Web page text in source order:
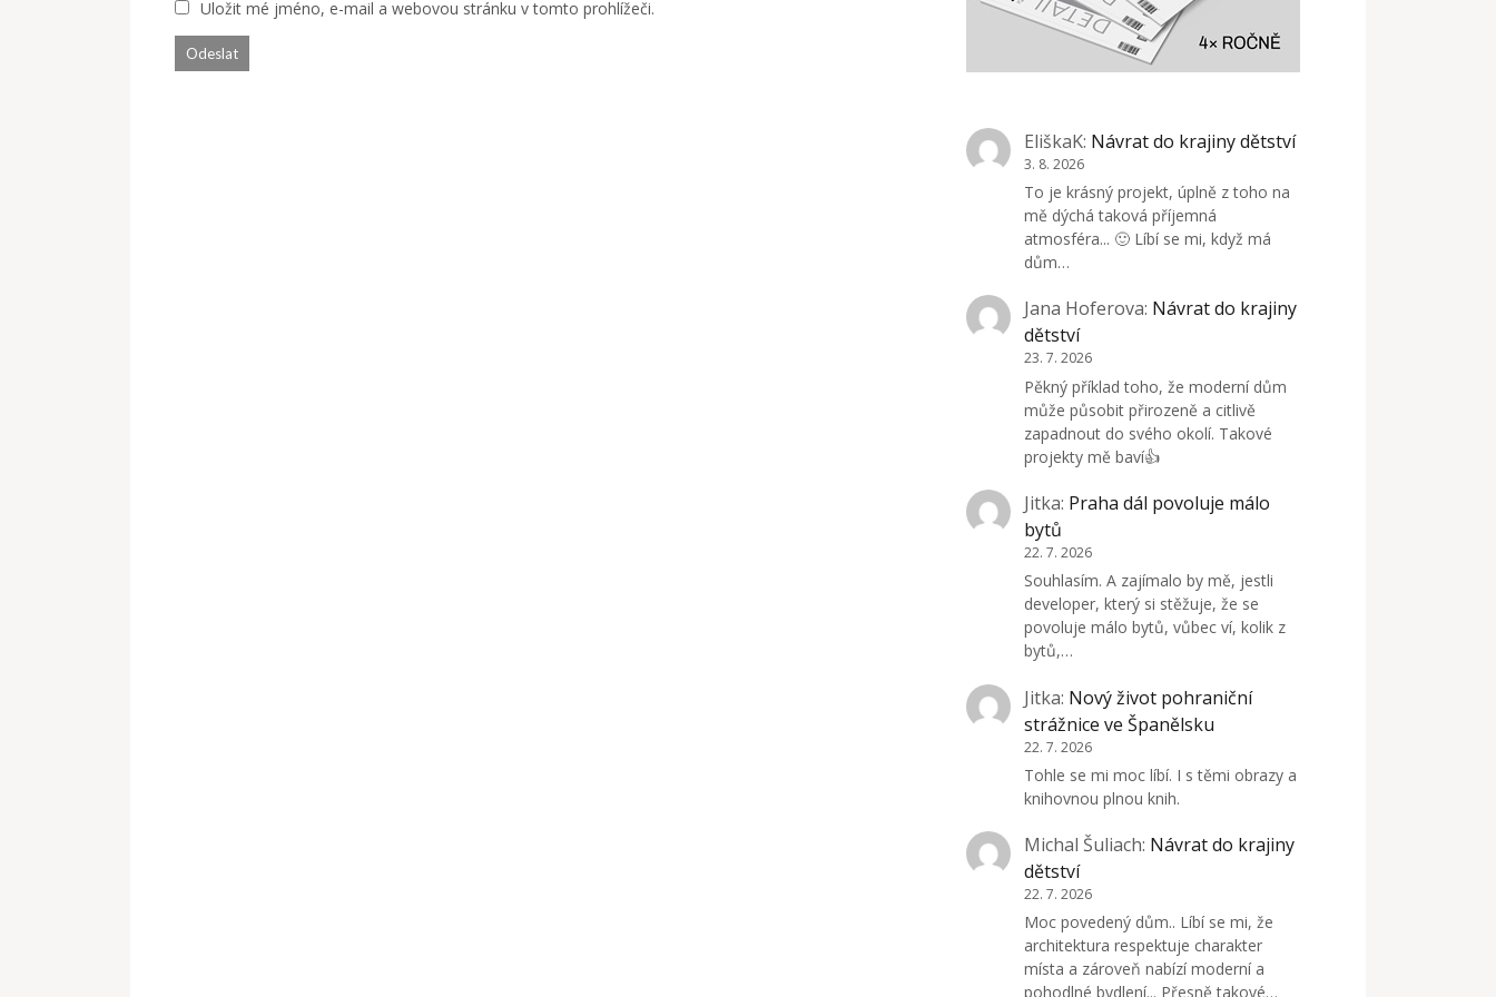
Uložit mé jméno, e-mail a webovou stránku v tomto prohlížeči.
EliškaK: Návrat do krajiny dětství
3. 8. 2026
To je krásný projekt, úplně z toho na
mě dýchá taková příjemná
atmosféra... 🙂 Líbí se mi, když má
dům…
Jana Hoferova: Návrat do krajiny
dětství
23. 7. 2026
Pěkný příklad toho, že moderní dům
může působit přirozeně a citlivě
zapadnout do svého okolí. Takové
projekty mě baví👍
Jitka: Praha dál povoluje málo
bytů
22. 7. 2026
Souhlasím. A zajímalo by mě, jestli
developer, který si stěžuje, že se
povoluje málo bytů, vůbec ví, kolik z
bytů,…
Jitka: Nový život pohraniční
strážnice ve Španělsku
22. 7. 2026
Tohle se mi moc líbí. I s těmi obrazy a
knihovnou plnou knih.
Michal Šuliach: Návrat do krajiny
dětství
22. 7. 2026
Moc povedený dům.. Líbí se mi, že
architektura respektuje charakter
místa a zároveň nabízí moderní a
pohodlné bydlení... Přesně takové…